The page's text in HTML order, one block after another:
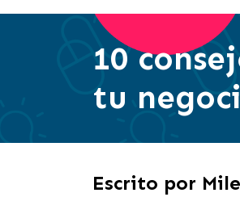
10
tu
Escrito por